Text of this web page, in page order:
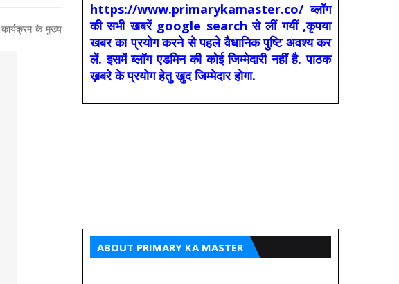
कार्यक्रम के मुख्य
https://www.primarykamaster.co/ ब्लॉग
की सभी खबरें google search से लीं गयीं ,कृपया
खबर का प्रयोग करने से पहले वैधानिक पुष्टि अवश्य कर
लें. इसमें ब्लॉग एडमिन की कोई जिम्मेदारी नहीं है. पाठक
ख़बरे के प्रयोग हेतु खुद जिम्मेदार होगा.
ABOUT PRIMARY KA MASTER